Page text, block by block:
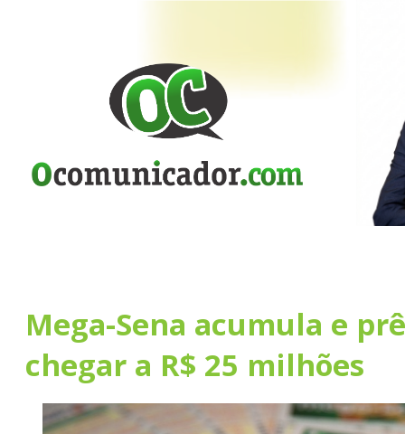
Mega-Sena acumula e
chegar a R$ 25 milhões